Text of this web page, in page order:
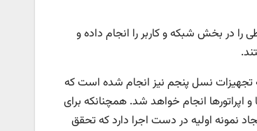
در بخش شبکه و کاربر را انجام داده و
تجهیزات نسل پنجم نیز انجام شده است که
اپراتورها انجام خواهد شد. همچنانکه برای
نمونه اولیه در دست اجرا دارد که تحقق